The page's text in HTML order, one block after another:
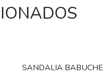
SANDALIA BABUCHE